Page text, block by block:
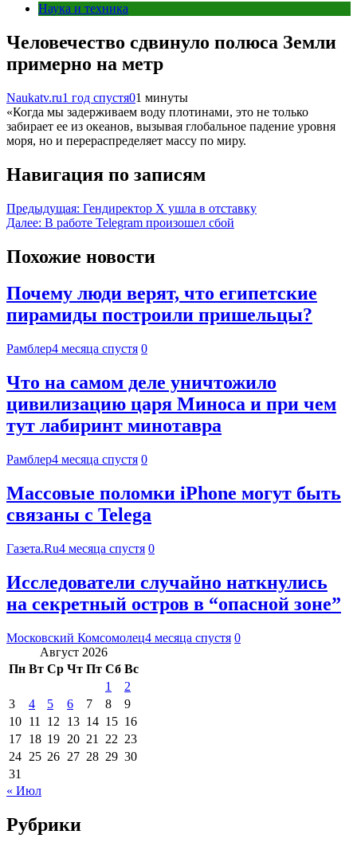
Наука и техника
Человечество сдвинуло полюса Земли
примерно на метр
Naukatv.ru1 год спустя01 минуты
«Когда мы задерживаем воду плотинами, это не только
забирает ее из океанов, вызывая глобальное падение уровня
моря, но и перераспределяет массу по миру.
Навигация по записям
Предыдущая: Гендиректор X ушла в отставку
Далее: В работе Telegram произошел сбой
Похожие новости
Почему люди верят, что египетские
пирамиды построили пришельцы?
Рамблер4 месяца спустя 0
Что на самом деле уничтожило
цивилизацию царя Миноса и при чем
тут лабиринт минотавра
Рамблер4 месяца спустя 0
Массовые поломки iPhone могут быть
связаны с Telega
Газета.Ru4 месяца спустя 0
Исследователи случайно наткнулись
на секретный остров в “опасной зоне”
Московский Комсомолец4 месяца спустя 0
Август 2026
Пн Вт Ср Чт Пт Сб Вс
1
2
3
4 5 6 7 8
9
10 11 12 13 14 15 16
17 18 19 20 21 22 23
24 25 26 27 28 29 30
31
« Июл
Рубрики